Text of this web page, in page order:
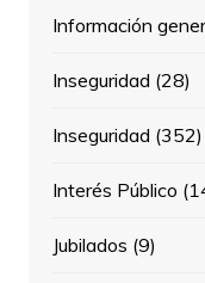
Información
Inseguridad (28)
Inseguridad (352)
Interés Público
Jubilados (9)